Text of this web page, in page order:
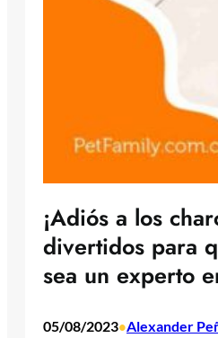
¡Adiós a los
divertidos para
sea un experto
05/08/2023•Alexander